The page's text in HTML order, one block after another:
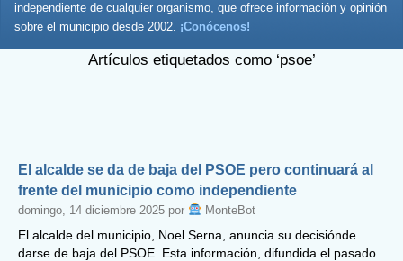
independiente de cualquier organismo, que ofrece información y opinión
sobre el municipio desde 2002. ¡Conócenos!
Artículos etiquetados como ‘psoe’
El alcalde se da de baja del PSOE pero continuará al
frente del municipio como independiente
domingo, 14 diciembre 2025 por MonteBot
El alcalde del municipio, Noel Serna, anuncia su decisiónde
darse de baja del PSOE. Esta información, difundida el pasado